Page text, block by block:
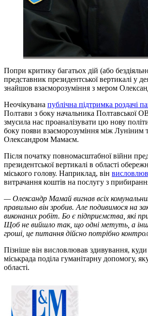
Попри критику багатьох дій (або
представник президентської вертикалі у
знайшов взаєморозуміння з мером
Неочікувана публічна підтримка роздачі
Полтави з боку начальника Полтавської
змусила нас проаналізувати цю нову
боку появи взаєморозуміння між Луніним
Олександром Мамаєм.
Після початку повномасштабної війни
президентської вертикалі в області
міського голову. Наприклад, він
витрачання коштів на послугу з
— Олександр Мамай вигнав всіх
правильно він зробив. Але подивимося на
виконаних робіт. Бо є підприємства, які
Щоб не вийшло так, що одні метуть, а
гроші, це питання дійсно потрібно
Пізніше він висловлював здивування,
міськрада поділа гуманітарну допомогу,
області.